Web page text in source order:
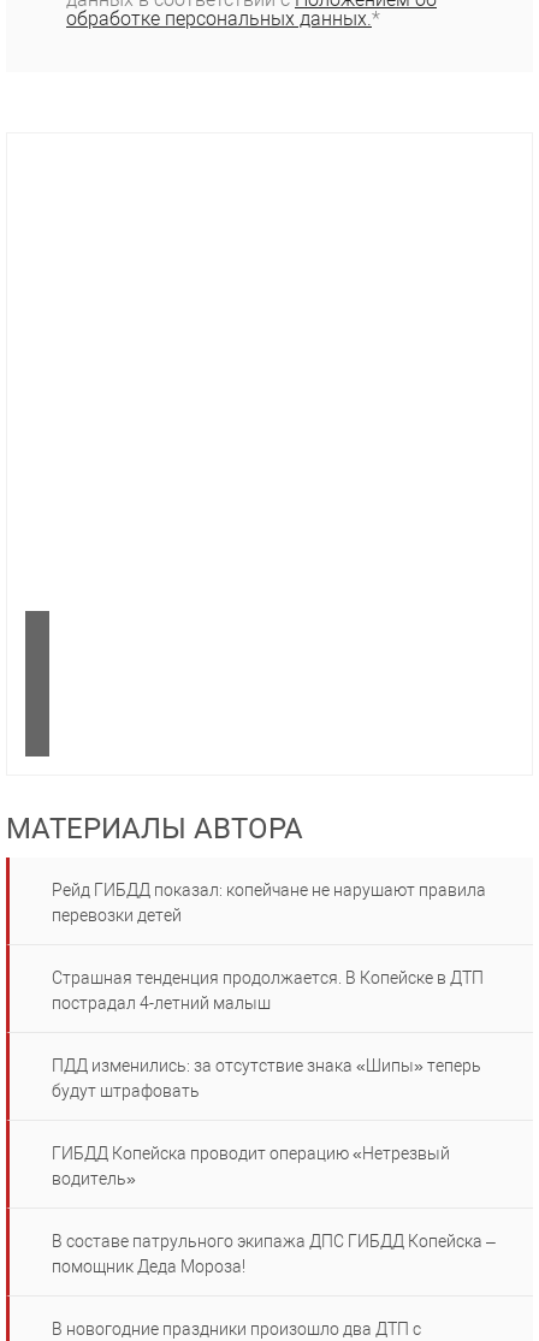
обработке персональных данных.*
МАТЕРИАЛЫ АВТОРА
Рейд ГИБДД показал: копейчане не нарушают правила
перевозки детей
Страшная тенденция продолжается. В Копейске в ДТП
пострадал 4-летний малыш
ПДД изменились: за отсутствие знака «Шипы» теперь
будут штрафовать
ГИБДД Копейска проводит операцию «Нетрезвый
водитель»
В составе патрульного экипажа ДПС ГИБДД Копейска –
помощник Деда Мороза!
В новогодние праздники произошло два ДТП с